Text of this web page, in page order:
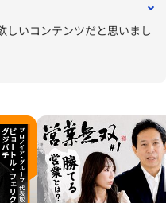
しいコンテンツだと思いまし
度が無くなってしまったの
ったので、銀行の金利より
り利用していました。
なっています。
していませんが、ある制度は
ます。